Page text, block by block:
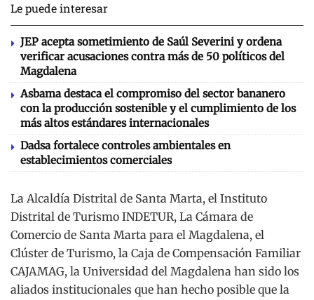
Le puede interesar
JEP acepta sometimiento de Saúl Severini y ordena
verificar acusaciones contra más de 50 políticos del
Magdalena
Asbama destaca el compromiso del sector bananero
con la producción sostenible y el cumplimiento de los
más altos estándares internacionales
Dadsa fortalece controles ambientales en
establecimientos comerciales
La Alcaldía Distrital de Santa Marta, el Instituto
Distrital de Turismo INDETUR, La Cámara de
Comercio de Santa Marta para el Magdalena, el
Clúster de Turismo, la Caja de Compensación Familiar
CAJAMAG, la Universidad del Magdalena han sido los
aliados institucionales que han hecho posible que la